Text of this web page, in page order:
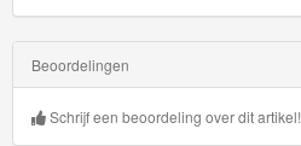
Beoordelingen
Schrijf een beoordeling over dit artikel!